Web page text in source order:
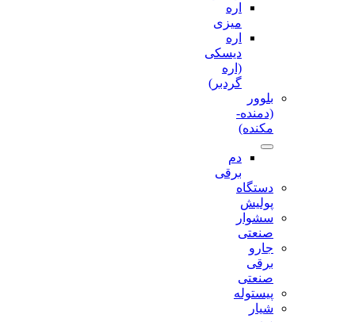
دیسکی
گردبر)
بلوور
(دمنده-
مکنده)
دستگاه
پولیش
سشوار
صنعتی
جارو
صنعتی
پیستوله
شیار